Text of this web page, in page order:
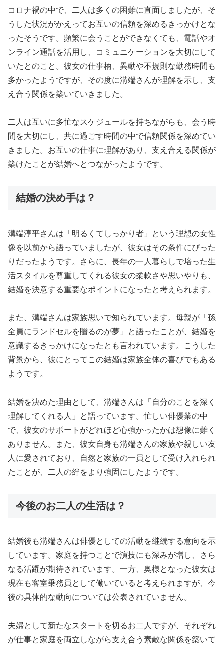
コロナ禍の中で、二人は多くの困難に直面しましたが、そ
うした状況がかえってお互いの信頼を深めるきっかけとな
ったそうです。頻繁に会うことができなくても、電話やオ
ンライン通話を活用し、コミュニケーションを大切にして
いたとのこと。彼女の仕事柄、異動や不規則な勤務時間も
多かったようですが、その度に溝端さんが理解を示し、支
え合う関係を築いていきました。
二人は互いに多忙なスケジュールを持ちながらも、会う時
間を大切にし、共に過ごす時間の中で信頼関係を深めてい
きました。お互いの仕事に理解があり、支え合える関係が
築けたことが結婚へとつながったようです。
結婚の決め手は？
溝端淳平さんは「明るくてしっかり者」という理想の女性
像を以前から語っていましたが、彼女はその条件にぴった
りだったようです。さらに、長年の一人暮らしで培った生
活スタイルを尊重してくれる彼女の柔軟さや思いやりも、
結婚を決意する重要なポイントになったと考えられます。
また、溝端さんは家族思いで知られています。母親が「孫
全員にランドセルを贈るのが夢」と語ったことが、結婚を
意識するきっかけになったとも言われています。こうした
背景から、彼にとってこの結婚は家族全体の喜びでもある
ようです。
結婚を決めた理由として、溝端さんは「自分のことを深く
理解してくれる人」と語っています。忙しい俳優業の中
で、彼女のサポートがどれほど心強かったかは想像に難く
ありません。また、彼女自身も溝端さんの家族や親しい友
人に愛されており、自然と家族の一員として受け入れられ
たことが、二人の絆をより強固にしたようです。
今後のお二人の生活は？
結婚後も溝端さんは俳優としての活動を継続する意向を示
しています。家庭を持つことで演技にも深みが増し、さら
なる活躍が期待されています。一方、奥様となった彼女は
現在も客室乗務員として働いていると考えられますが、今
後の具体的な動向については公表されていません。
夫婦として新たなスタートを切るお二人ですが、それぞれ
が仕事と家庭を両立しながら支え合う素敵な関係を築いて